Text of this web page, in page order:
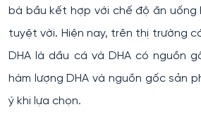
bà bầu kết hợp với chế độ ăn uống
tuyệt vời. Hiện nay, trên thị trường
DHA là dầu cá và DHA có nguồn
hàm lượng DHA và nguồn gốc sản
ý khi lựa chọn.